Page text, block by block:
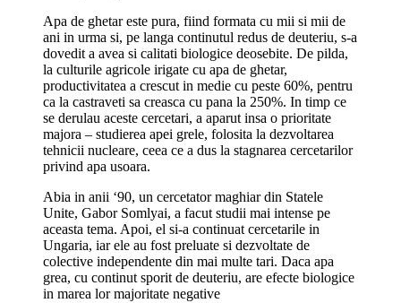
Apa de ghetar este pura, fiind formata cu mii si mii de
ani in urma si, pe langa continutul redus de deuteriu, s-a
dovedit a avea si calitati biologice deosebite. De pilda,
la culturile agricole irigate cu apa de ghetar,
productivitatea a crescut in medie cu peste 60%, pentru
ca la castraveti sa creasca cu pana la 250%. In timp ce
se derulau aceste cercetari, a aparut insa o prioritate
majora – studierea apei grele, folosita la dezvoltarea
tehnicii nucleare, ceea ce a dus la stagnarea cercetarilor
privind apa usoara.
Abia in anii ‘90, un cercetator maghiar din Statele
Unite, Gabor Somlyai, a facut studii mai intense pe
aceasta tema. Apoi, el si-a continuat cercetarile in
Ungaria, iar ele au fost preluate si dezvoltate de
colective independente din mai multe tari. Daca apa
grea, cu continut sporit de deuteriu, are efecte biologice
in marea lor majoritate negative